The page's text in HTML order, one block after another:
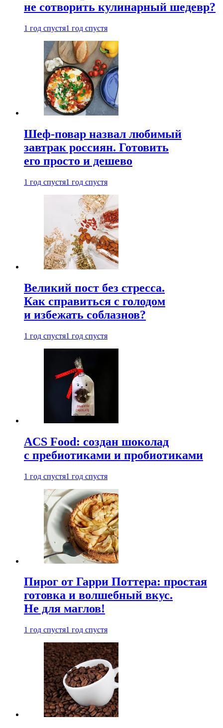
не сотворить кулинарный шедевр?
1 год спустя1 год спустя
Шеф-повар назвал любимый
завтрак россиян. Готовить
его просто и дешево
1 год спустя1 год спустя
Великий пост без стресса.
Как справиться с голодом
и избежать соблазнов?
1 год спустя1 год спустя
ACS Food: создан шоколад
с пребиотиками и пробиотиками
1 год спустя1 год спустя
Пирог от Гарри Поттера: простая
готовка и волшебный вкус.
Не для маглов!
1 год спустя1 год спустя